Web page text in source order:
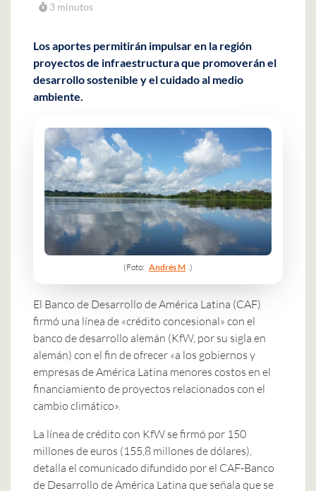
3 minutos
Los aportes permitirán impulsar en la región
proyectos de infraestructura que promoverán el
desarrollo sostenible y el cuidado al medio
ambiente.
(Foto: Andrés M .)
El Banco de Desarrollo de América Latina (CAF)
firmó una línea de «crédito concesional» con el
banco de desarrollo alemán (KfW, por su sigla en
alemán) con el fin de ofrecer «a los gobiernos y
empresas de América Latina menores costos en el
financiamiento de proyectos relacionados con el
cambio climático».
La línea de crédito con KfW se firmó por 150
millones de euros (155,8 millones de dólares),
detalla el comunicado difundido por el CAF-Banco
de Desarrollo de América Latina que señala que se